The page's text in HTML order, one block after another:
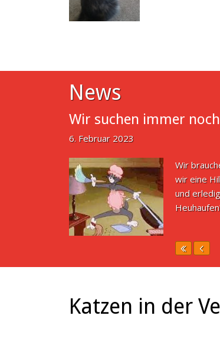
News
Wir suchen immer noch
6. Februar 2023
Wir
wir eine
und
Katzen in der